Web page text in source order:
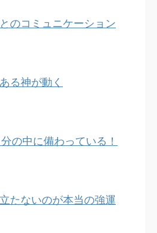
のコミュニケーション
る神が動く
の中に備わっている！
たないのが本当の強運